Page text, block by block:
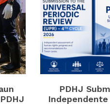
PDHJ